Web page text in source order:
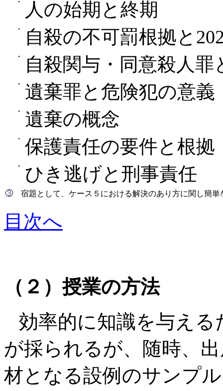
・
人の始期と終期
・ 自殺の不可罰根拠と
・ 自殺関与・同意殺人罪
・ 遺棄罪と危険犯の意義
・ 遺棄の概念
・ 保護責任の要件と根拠
・ ひき逃げと刑事責任
宿題として、ケース５における解決のあり方に関し簡単
目次へ
（２）授業の方法
効率的に知識を与える
が採られるが、随時、
材となる設例のサンプ